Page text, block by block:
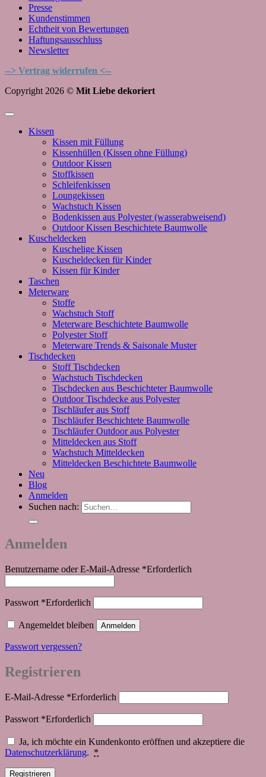
Presse
Kundenstimmen
Echtheit von Bewertungen
Haftungsausschluss
Newsletter
--> Vertrag widerrufen <--
Copyright 2026 © Mit Liebe dekoriert
Kissen
Kissen mit Füllung
Kissenhüllen (Kissen ohne Füllung)
Outdoor Kissen
Stoffkissen
Schleifenkissen
Loungekissen
Wachstuch Kissen
Bodenkissen aus Polyester (wasserabweisend)
Outdoor Kissen Beschichtete Baumwolle
Kuscheldecken
Kuschelige Kissen
Kuscheldecken für Kinder
Kissen für Kinder
Taschen
Meterware
Stoffe
Wachstuch Stoff
Meterware Beschichtete Baumwolle
Polyester Stoff
Meterware Trends & Saisonale Muster
Tischdecken
Stoff Tischdecken
Wachstuch Tischdecken
Tischdecken aus Beschichteter Baumwolle
Outdoor Tischdecke aus Polyester
Tischläufer aus Stoff
Tischläufer Beschichtete Baumwolle
Tischläufer Outdoor aus Polyester
Mitteldecken aus Stoff
Wachstuch Mitteldecken
Mitteldecken Beschichtete Baumwolle
Neu
Blog
Anmelden
Suchen nach:
Anmelden
Benutzername oder E-Mail-Adresse *Erforderlich
Passwort *Erforderlich
Angemeldet bleiben Anmelden
Passwort vergessen?
Registrieren
E-Mail-Adresse *Erforderlich
Passwort *Erforderlich
Ja, ich möchte ein Kundenkonto eröffnen und akzeptiere die
Datenschutzerklärung. *
Registrieren